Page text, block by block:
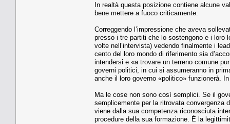
In realtà questa posizione contiene alcune
bene mettere a fuoco criticamente.
Correggendo l’impressione che aveva
presso i tre partiti che lo sostengono e i loro
volte nell’intervista) vedendo finalmente i
cento del loro mondo di riferimento sia
intendersi e «a trovare un terreno comune
governi politici, in cui si assumeranno in
anche il loro governo «politico» funzionerà.
Ma le cose non sono così semplici. Se il
semplicemente per la ritrovata convergenza
viene dalla sua competenza riconosciuta
procedure della sua formazione. È la